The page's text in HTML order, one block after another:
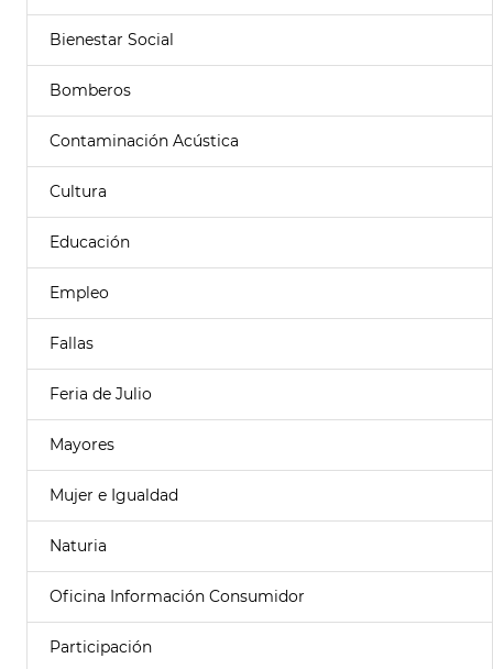
Bienestar Social
Bomberos
Contaminación Acústica
Cultura
Educación
Empleo
Fallas
Feria de Julio
Mayores
Mujer e Igualdad
Naturia
Oficina Información Consumidor
Participación